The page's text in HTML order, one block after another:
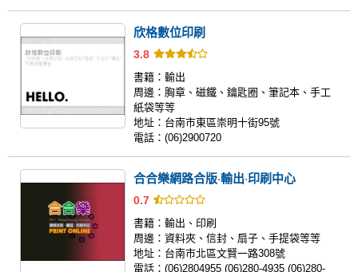
欣格數位印刷
3.8
書籍： 輸出
周邊： 胸章、磁鐵、鑰匙圈、筆記本、手工
紙袋等等
地址： 台南市東區崇明十街95號
電話： (06)2900720
合合樂網路合版‧輸出‧印刷中心
0.7
書籍： 輸出、印刷
周邊： 資料夾、信封、扇子、手提袋等等
地址： 台南市北區文賢一路308號
電話： (06)2804955 (06)280-4935 (06)280-